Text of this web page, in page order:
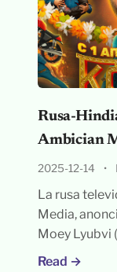
Rusa-
Ambician
2025-12-14 •
La rusa
Media,
Moey Lyubvi
Read →